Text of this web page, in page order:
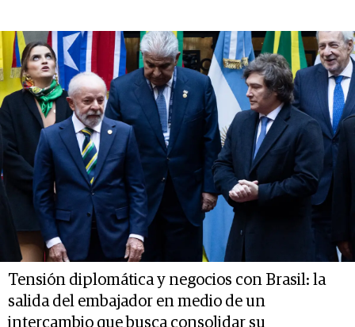
Tensión diplomática y negocios con Brasil: la
salida del embajador en medio de un
intercambio que busca consolidar su